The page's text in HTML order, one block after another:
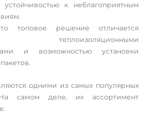
к неблагоприятным
топовое решение отличается
теплоизоляционными
и возможностью установки
одними из самых популярных
самом деле, их ассортимент